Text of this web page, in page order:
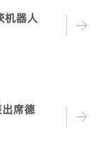
机器人
出席德